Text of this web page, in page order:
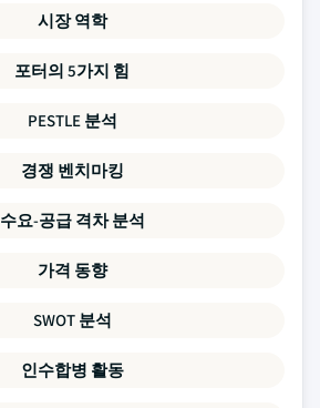
시장 역학
포터의 5가지 힘
PESTLE 분석
경쟁 벤치마킹
수요-공급 격차 분석
가격 동향
SWOT 분석
인수합병 활동